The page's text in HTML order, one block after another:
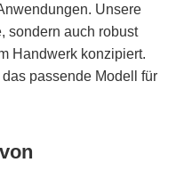
Unsere
sondern auch robust
Handwerk konzipiert.
passende Modell für